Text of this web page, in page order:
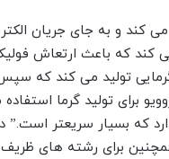
کند و به جای جریان
کند که باعث ارتعاش
تولید می کند که سپس
برای تولید گرما
که بسیار سریعتر است.”
برای رشته های